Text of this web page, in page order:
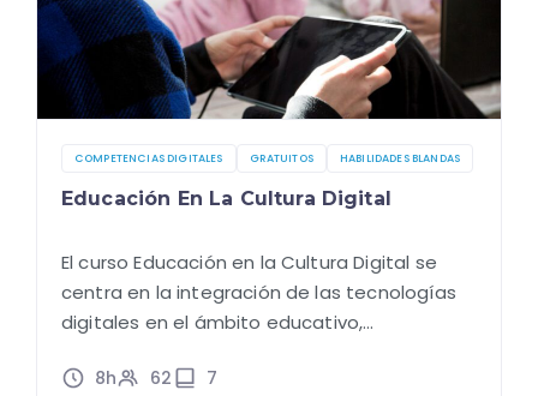
COMPETENCIAS DIGITALES GRATUITOS HABILIDADES BLANDAS
Educación En La Cultura Digital
El curso Educación en la Cultura Digital se
centra en la integración de las tecnologías
digitales en el ámbito educativo,
móvil. Este enfoque permite a los
8h 62 7